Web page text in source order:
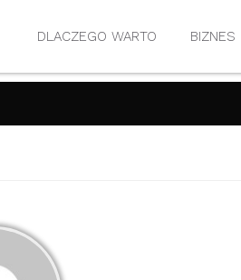
DLACZEGO WARTO BIZNES